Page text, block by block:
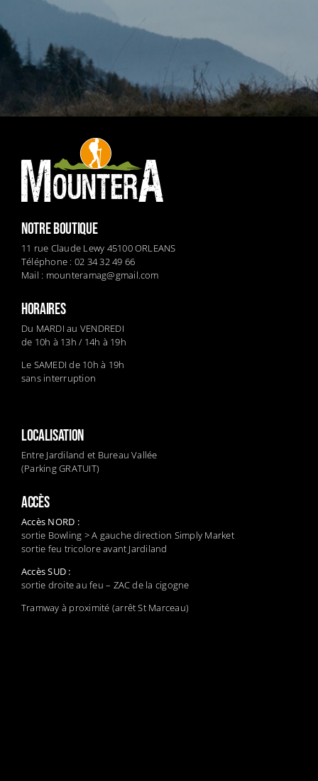
NOTRE BOUTIQUE
11 rue Claude Lewy 45100 ORLEANS
Téléphone : 02 34 32 49 66
Mail : mounteramag@gmail.com
HORAIRES
Du MARDI au VENDREDI
de 10h à 13h / 14h à 19h
Le SAMEDI de 10h à 19h
sans interruption
LOCALISATION
Entre Jardiland et Bureau Vallée
(Parking GRATUIT)
ACCÈS
Accès NORD :
sortie Bowling > A gauche direction Simply Market
sortie feu tricolore avant Jardiland
Accès SUD :
sortie droite au feu – ZAC de la cigogne
Tramway à proximité (arrêt St Marceau)